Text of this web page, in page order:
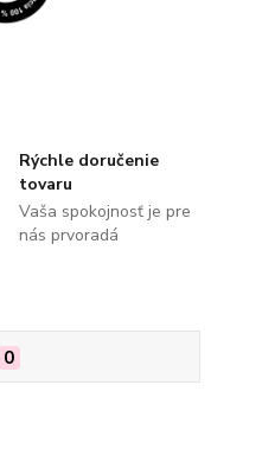
Rýchle doručenie
tovaru
Vaša spokojnosť je pre
nás prvoradá
0